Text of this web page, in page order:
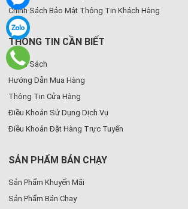
Chính Sách Bảo Mật Thông Tin Khách Hàng
THÔNG TIN CẦN BIẾT
Chính Sách
Hướng Dẫn Mua Hàng
Thông Tin Cửa Hàng
Điều Khoản Sử Dụng Dịch Vụ
Điều Khoản Đặt Hàng Trực Tuyến
SẢN PHẨM BÁN CHẠY
Sản Phẩm Khuyến Mãi
Sản Phẩm Bán Chạy